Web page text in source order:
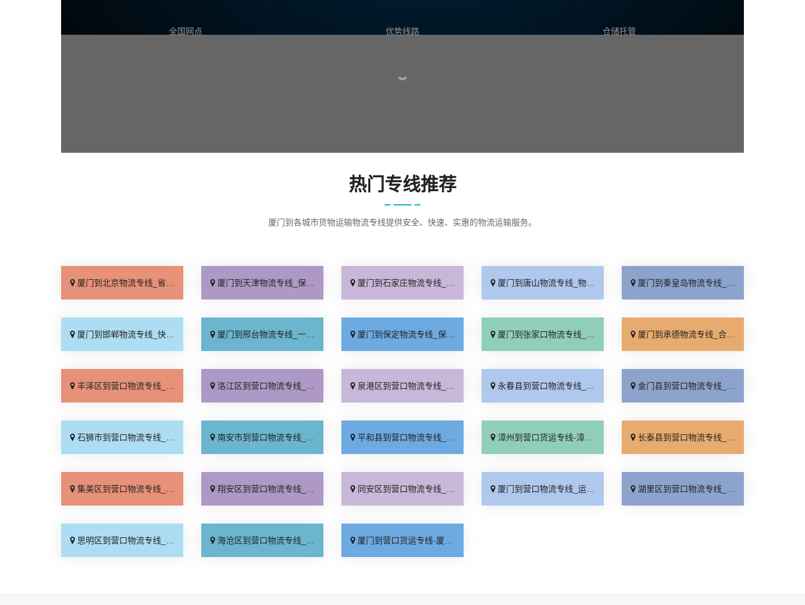
全国网点 优势线路 仓储托管
︾
热门专线推荐
厦门到各城市货物运输物流专线提供安全、快速、实惠的物流运输服务。
厦门到北京物流专线_省事省心「门到门接送」 厦门到天津物流专线_保证时效「定点发车」 厦门到石家庄物流专线_快运直达「价格实惠」 厦门到唐山物流专线_物流拼车「不随意加价」 厦门到秦皇岛物流专线_全境配送「一站直达」
厦门到邯郸物流专线_快速响应「损坏理赔」 厦门到邢台物流专线_一站式托运「高效运输」 厦门到保定物流专线_保证时效「专线快运」 厦门到张家口物流专线_天天发车「直达特快专线」 厦门到承德物流专线_合同承运「送货到门」
丰泽区到营口物流专线_专业可靠「上门提货」 洛江区到营口物流专线_托运放心「合理收费」 泉港区到营口物流专线_准时到货「全境派送」 永春县到营口物流专线_费用多少「高速快运」 金门县到营口物流专线_门到门配送「服务周到」
石狮市到营口物流专线_多年经验「直发全境」 南安市到营口物流专线_无需中转「定点发车」 平和县到营口物流专线_价格实惠「实时跟踪 」 漳州到营口货运专线-漳州到营口物流公司_多少公里「损坏理赔」 长泰县到营口物流专线_损坏理赔「计费标准」
集美区到营口物流专线_上门提货「专线快运」 翔安区到营口物流专线_全程无虑「需要几天」 同安区到营口物流专线_快速直达「专业可靠」 厦门到营口物流专线_运费多少「实时反馈」 湖里区到营口物流专线_直发全境「快速响应」
思明区到营口物流专线_天天发车「全程直达」 海沧区到营口物流专线_快运有保障「收费标准」 厦门到营口货运专线-厦门到营口物流公司_资质齐全「多久能到」